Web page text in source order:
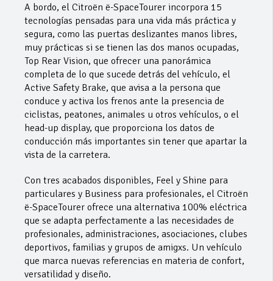
A bordo, el Citroën ë-SpaceTourer incorpora 15
tecnologías pensadas para una vida más práctica y
segura, como las puertas deslizantes manos libres,
muy prácticas si se tienen las dos manos ocupadas,
Top Rear Vision, que ofrecer una panorámica
completa de lo que sucede detrás del vehículo, el
Active Safety Brake, que avisa a la persona que
conduce y activa los frenos ante la presencia de
ciclistas, peatones, animales u otros vehículos, o el
head-up display, que proporciona los datos de
conducción más importantes sin tener que apartar la
vista de la carretera.
Con tres acabados disponibles, Feel y Shine para
particulares y Business para profesionales, el Citroën
ë-SpaceTourer ofrece una alternativa 100% eléctrica
que se adapta perfectamente a las necesidades de
profesionales, administraciones, asociaciones, clubes
deportivos, familias y grupos de amigxs. Un vehículo
que marca nuevas referencias en materia de confort,
versatilidad y diseño.